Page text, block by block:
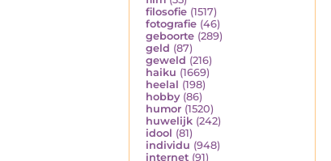
filosofie (1517)
fotografie (46)
geboorte (289)
geld (87)
geweld (216)
haiku (1669)
heelal (198)
hobby (86)
humor (1520)
huwelijk (242)
idool (81)
individu (948)
internet (91)